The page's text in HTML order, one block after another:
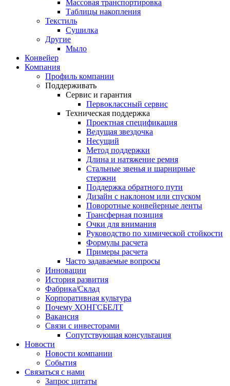
Массовая транспортировка
Таблицы накопления
Текстиль
Сушилка
Другие
Мыло
Конвейер
Компания
Профиль компании
Поддерживать
Сервис и гарантия
Первоклассный сервис
Техническая поддержка
Проектная спецификация
Ведущая звездочка
Несущий
Метод поддержки
Длина и натяжение ремня
Стальные звенья и шарнирные
стержни
Поддержка обратного пути
Дизайн с наклоном или спуском
Поворотные конвейерные ленты
Трансферная позиция
Очки для внимания
Руководство по химической стойкости
Формулы расчета
Примеры расчета
Часто задаваемые вопросы
Инновации
История развития
Фабрика/Склад
Корпоративная культура
Почему ХОНГСБЕЛТ
Вакансия
Связи с инвесторами
Сопутствующая консультация
Новости
Новости компании
События
Связаться с нами
Запрос цитаты